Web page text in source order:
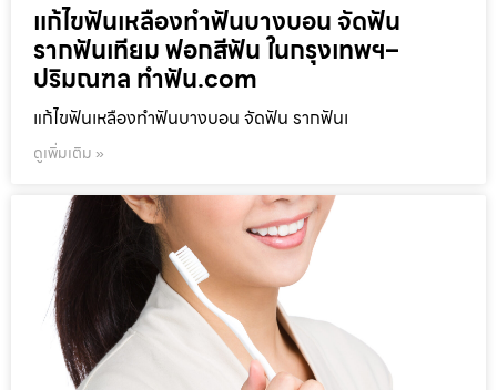
แก้ไขฟันเหลืองทำฟันบางบอน จัดฟัน
รากฟันเทียม ฟอกสีฟัน ในกรุงเทพฯ–
ปริมณฑล ทำฟัน.com
แก้ไขฟันเหลืองทำฟันบางบอน จัดฟัน รากฟันเ
ดูเพิ่มเติม »